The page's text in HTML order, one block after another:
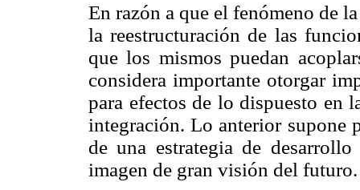
En razón a que el fenómeno de
la reestructuración de las
que los mismos puedan
considera importante otorgar
para efectos de lo dispuesto en
integración. Lo anterior supone
de una estrategia de
imagen de gran visión del futuro.